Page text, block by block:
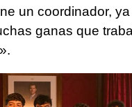
un coordinador,
ganas que